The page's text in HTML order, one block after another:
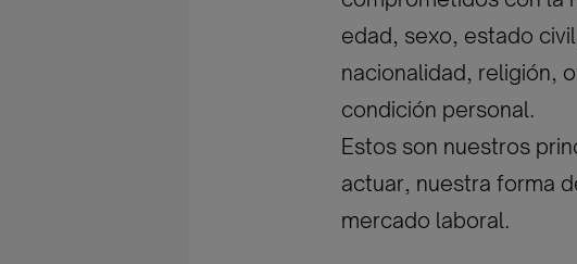
edad, sexo, estado
nacionalidad, religión,
condición personal.
Estos son nuestros
actuar, nuestra forma
mercado laboral.